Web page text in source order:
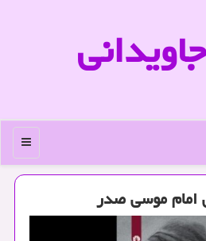
جاویدانی
منو
امام موسی صدر